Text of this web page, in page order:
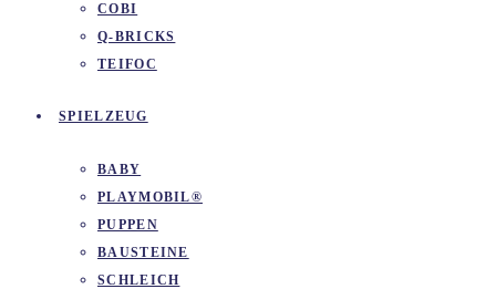
COBI
Q-BRICKS
TEIFOC
SPIELZEUG
BABY
PLAYMOBIL®
PUPPEN
BAUSTEINE
SCHLEICH